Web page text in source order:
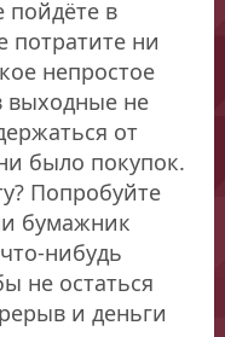
пойдёте в
потратите ни
непростое
выходные не
от
было покупок.
Попробуйте
бумажник
нибудь
не остаться
и деньги